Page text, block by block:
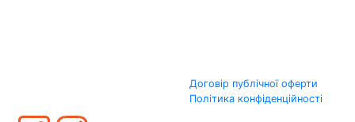
Договір публічної оферти
Політика конфіденційності